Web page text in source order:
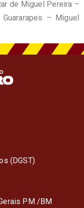
de Miguel Pereira –
– Miguel
(DGST)
PM /BM